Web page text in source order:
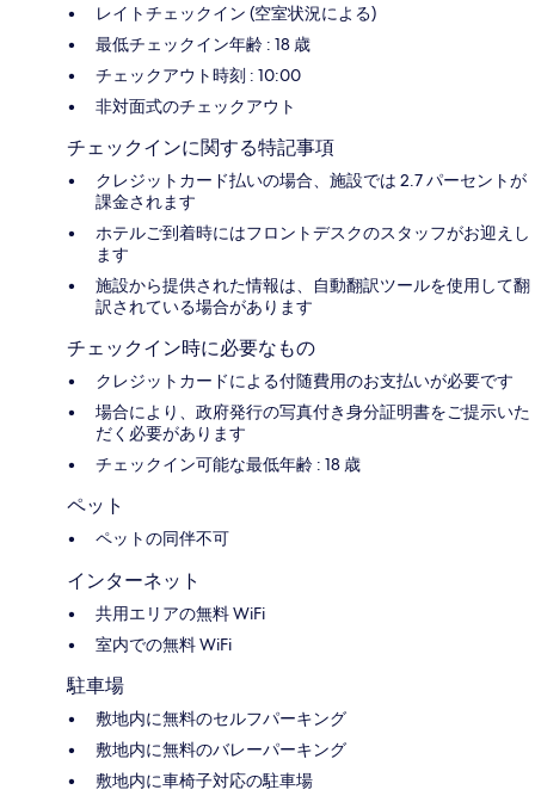
レイトチェックイン (空室状況による)
最低チェックイン年齢 : 18 歳
チェックアウト時刻 : 10:00
非対面式のチェックアウト
チェックインに関する特記事項
クレジットカード払いの場合、施設では 2.7 パーセントが
課金されます
ホテルご到着時にはフロントデスクのスタッフがお迎えし
ます
施設から提供された情報は、自動翻訳ツールを使用して翻
訳されている場合があります
チェックイン時に必要なもの
クレジットカードによる付随費用のお支払いが必要です
場合により、政府発行の写真付き身分証明書をご提示いた
だく必要があります
チェックイン可能な最低年齢 : 18 歳
ペット
ペットの同伴不可
インターネット
共用エリアの無料 WiFi
室内での無料 WiFi
駐車場
敷地内に無料のセルフパーキング
敷地内に無料のバレーパーキング
敷地内に車椅子対応の駐車場